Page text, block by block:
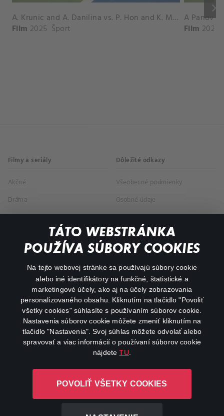
TÁTO WEBSTRÁNKA
POUŽÍVA SÚBORY COOKIES
Na tejto webovej stránke sa používajú súbory cookie
alebo iné identifikátory na funkčné, štatistické a
marketingové účely, ako aj na účely zobrazovania
personalizovaného obsahu. Kliknutím na tlačidlo "Povoliť
všetky cookies" súhlasíte s používaním súborov cookie.
Nastavenia súborov cookie môžete zmeniť kliknutím na
tlačidlo "Nastavenia". Svoj súhlas môžete odvolať alebo
spravovať a viac informácií o používaní súborov cookie
nájdeteTU
POVOLIŤ VŠETKY COOKIES
keyboard_arrow_right
A. Krunic and A. Danilina vs. P. Hon and K. Muchova Match Highlights - BEIJING_Capital Group Diamond ( October 02, 2025)
Film 2025 Šport Film 2026
Filmy a seriály
Akčné
Dráma
Dôležité odkazy
Všeobecné podmienky
Osobné údaje
O aplikácii Canal+
Canal+ Luxembourg S. à r.l. so sídlom Rue Albert Borschette 4,